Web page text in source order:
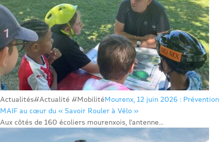
Actualités#Actualité #MobilitéMourenx, 12 juin 2026 : Prévention
MAIF au cœur du « Savoir Rouler à Vélo »
Aux côtés de 160 écoliers mourenxois, l’antenne...